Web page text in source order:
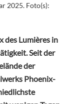
2025. Foto(s):
des Lumières in
Seit der
der
Phoenix-